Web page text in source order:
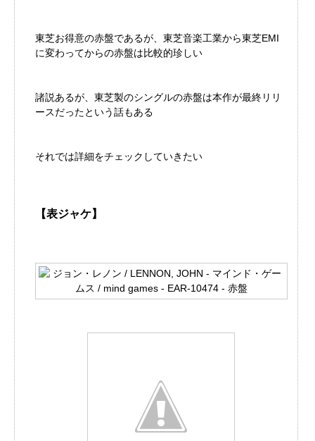
東芝お得意の赤盤であるが、東芝音楽工業から東芝EMI
に変わってからの赤盤は比較的珍しい
諸説あるが、東芝製のシングルの赤盤は本作が最終リリ
ースだったという話もある
それでは詳細をチェックしていきたい
【表ジャケ】